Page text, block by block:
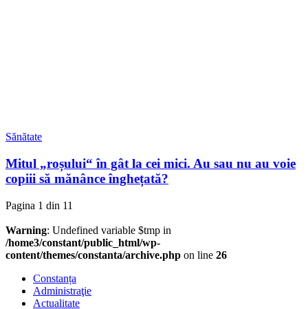
Sănătate
Mitul „roșului“ în gât la cei mici. Au sau nu au voie
copiii să mănânce înghețată?
Pagina 1 din 11
Warning: Undefined variable $tmp in
/home3/constant/public_html/wp-
content/themes/constanta/archive.php on line 26
Constanța
Administraţie
Actualitate